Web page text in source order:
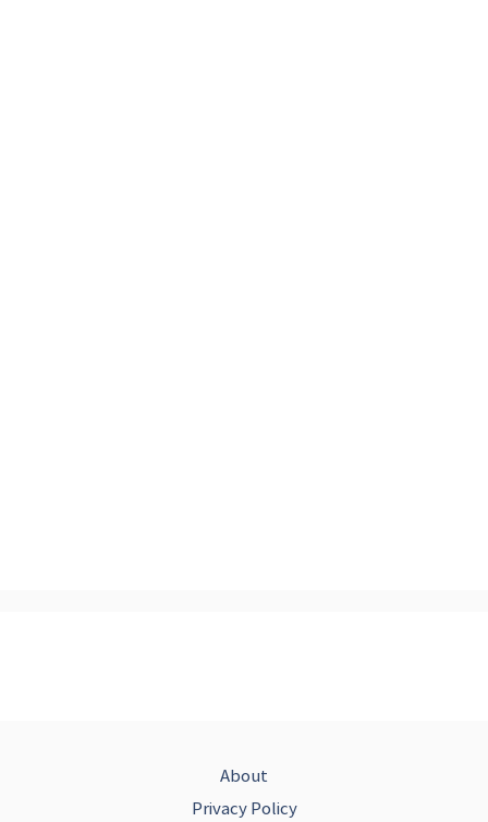
About
Privacy Policy